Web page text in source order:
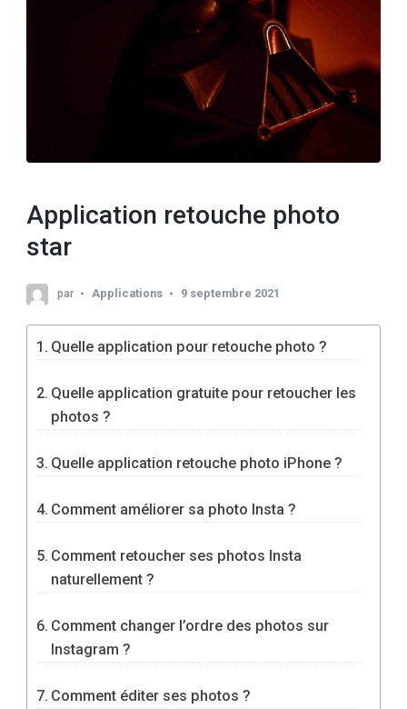
Application retouche photo
star
par Applications 9 septembre 2021
Quelle application pour retouche photo ?
Quelle application gratuite pour retoucher les
photos ?
Quelle application retouche photo iPhone ?
Comment améliorer sa photo Insta ?
Comment retoucher ses photos Insta
naturellement ?
Comment changer l’ordre des photos sur
Instagram ?
Comment éditer ses photos ?